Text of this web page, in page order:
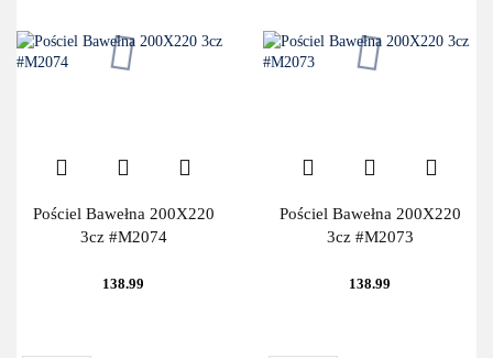
Pościel Bawełna 200X220
3cz #M2074
138.99
Pościel Bawełna 200X220
3cz #M2073
138.99